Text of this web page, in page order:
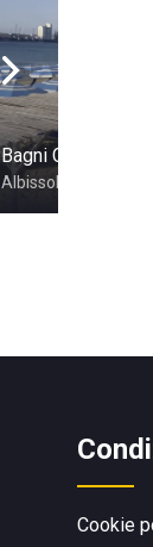
Bagni Colombo
Albissola Marina
Cookie